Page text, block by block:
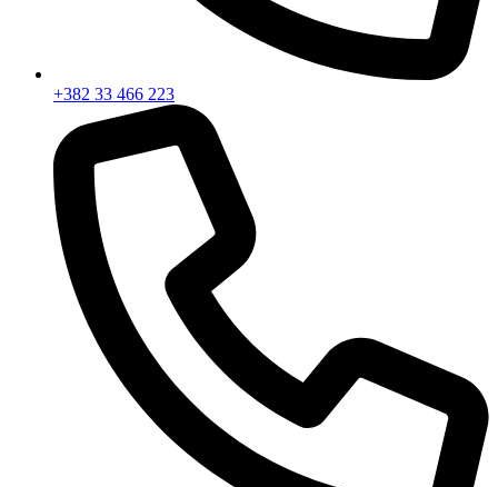
+382 33 466 223